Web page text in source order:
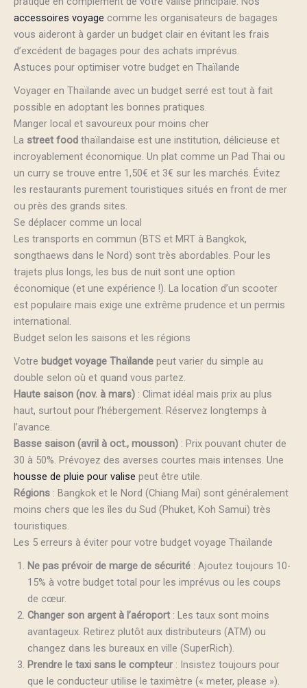
accessoires voyage comme les organisateurs de bagages
vous aideront à garder un budget clair en évitant les frais
d’excédent de bagages pour des achats imprévus.
Astuces pour optimiser votre budget en Thaïlande
Voyager en Thaïlande avec un budget serré est tout à fait
possible en adoptant les bonnes pratiques.
Manger local et savoureux pour moins cher
La street food thaïlandaise est une institution, délicieuse et
incroyablement économique. Un plat comme un Pad Thai ou
un curry se trouve entre 1,50€ et 3€ sur les marchés. Évitez
les restaurants purement touristiques situés en front de mer
ou près des grands sites.
Se déplacer comme un local
Les transports en commun (BTS et MRT à Bangkok,
songthaews dans le Nord) sont très abordables. Pour les
trajets plus longs, les bus de nuit sont une option
économique (et une expérience !). La location d’un scooter
est populaire mais exige une extrême prudence et un permis
international.
Budget selon les saisons et les régions
Votre budget voyage Thaïlande peut varier du simple au
double selon où et quand vous partez.
Haute saison (nov. à mars) : Climat idéal mais prix au plus
haut, surtout pour l’hébergement. Réservez longtemps à
l’avance.
Basse saison (avril à oct., mousson) : Prix pouvant chuter de
30 à 50%. Prévoyez des averses courtes mais intenses. Une
housse de pluie pour valise peut être utile.
Régions : Bangkok et le Nord (Chiang Mai) sont généralement
moins chers que les îles du Sud (Phuket, Koh Samui) très
touristiques.
Les 5 erreurs à éviter pour votre budget voyage Thaïlande
Ne pas prévoir de marge de sécurité : Ajoutez toujours 10-
15% à votre budget total pour les imprévus ou les coups
de cœur.
Changer son argent à l’aéroport : Les taux sont moins
avantageux. Retirez plutôt aux distributeurs (ATM) ou
changez dans les bureaux en ville (SuperRich).
Prendre le taxi sans le compteur : Insistez toujours pour
que le conducteur utilise le taximètre (« meter, please »).